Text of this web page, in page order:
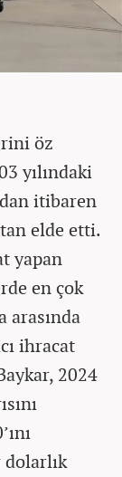
öz
yılındaki
itibaren
elde etti.
yapan
en çok
ihracat
2024